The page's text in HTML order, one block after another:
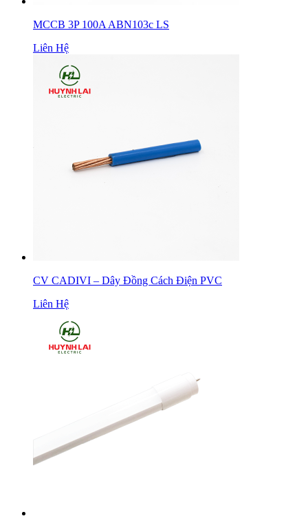
MCCB 3P 100A ABN103c LS
Liên Hệ
CV CADIVI – Dây Đồng Cách Điện PVC
Liên Hệ